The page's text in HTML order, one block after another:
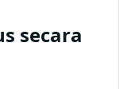
secara